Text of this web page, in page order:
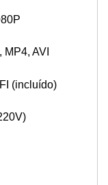
MP4, AVI
(incluído)